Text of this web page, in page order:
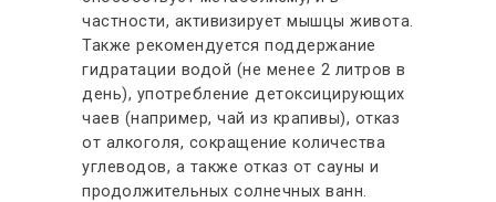
частности, активизирует мышцы живота.
Также рекомендуется поддержание
гидратации водой (не менее 2 литров в
день), употребление детоксицирующих
чаев (например, чай из крапивы), отказ
от алкоголя, сокращение количества
углеводов, а также отказ от сауны и
продолжительных солнечных ванн.